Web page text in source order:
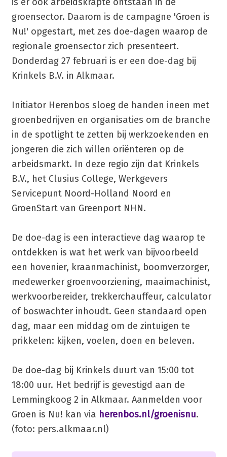
groensector. Daarom is de campagne 'Groen is
Nu!' opgestart, met zes doe-dagen waarop de
regionale groensector zich presenteert.
Donderdag 27 februari is er een doe-dag bij
Krinkels B.V. in Alkmaar.
Initiator Herenbos sloeg de handen ineen met
groenbedrijven en organisaties om de branche
in de spotlight te zetten bij werkzoekenden en
jongeren die zich willen oriënteren op de
arbeidsmarkt. In deze regio zijn dat Krinkels
B.V., het Clusius College, Werkgevers
Servicepunt Noord-Holland Noord en
GroenStart van Greenport NHN.
De doe-dag is een interactieve dag waarop te
ontdekken is wat het werk van bijvoorbeeld
een hovenier, kraanmachinist, boomverzorger,
medewerker groenvoorziening, maaimachinist,
werkvoorbereider, trekkerchauffeur, calculator
of boswachter inhoudt. Geen standaard open
dag, maar een middag om de zintuigen te
prikkelen: kijken, voelen, doen en beleven.
De doe-dag bij Krinkels duurt van 15:00 tot
18:00 uur. Het bedrijf is gevestigd aan de
Lemmingkoog 2 in Alkmaar. Aanmelden voor
Groen is Nu! kan via herenbos.nl/groenisnu.
(foto: pers.alkmaar.nl)